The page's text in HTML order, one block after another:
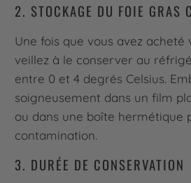
2. STOCKAGE DU FOIE GRAS
Une fois que vous avez acheté
veillez à le conserver au
entre 0 et 4 degrés Celsius.
soigneusement dans un film
ou dans une boîte hermétique
contamination.
3. DURÉE DE CONSERVATION